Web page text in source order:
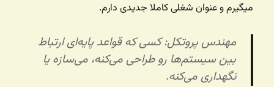
میگیرم و عنوان شغلی کاملا جدیدی دارم.
مهندس پروتکل: کسی که قواعد پایه‌ای ارتباط
بین سیستم‌ها رو طراحی می‌کنه، می‌سازه یا
نگهداری می‌کنه.